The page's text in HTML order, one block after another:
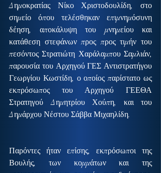
Δημοκρατίας Νίκο Χριστοδουλίδη, στο
σημείο όπου τελέσθηκαν επιμνημόσυνη
δέηση, αποκάλυψη του μνημείου και
κατάθεση στεφάνων προς προς τιμήν του
πεσόντος Στρατιώτη Χαράλαμπου Σαμλιάν,
παρουσία του Αρχηγού ΓΕΣ Αντιστρατήγου
Γεωργίου Κωστίδη, ο οποίος παρίστατο ως
εκπρόσωπος του Αρχηγού ΓΕΕΘΑ
Στρατηγού Δημητρίου Χούπη, και του
Δημάρχου Νέστου Σάββα Μιχαηλίδη.
Παρόντες ήταν επίσης, εκπρόσωποι της
Βουλής, των κομμάτων και της